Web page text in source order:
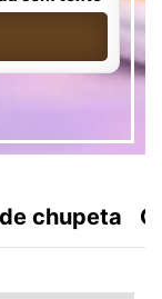
chupeta